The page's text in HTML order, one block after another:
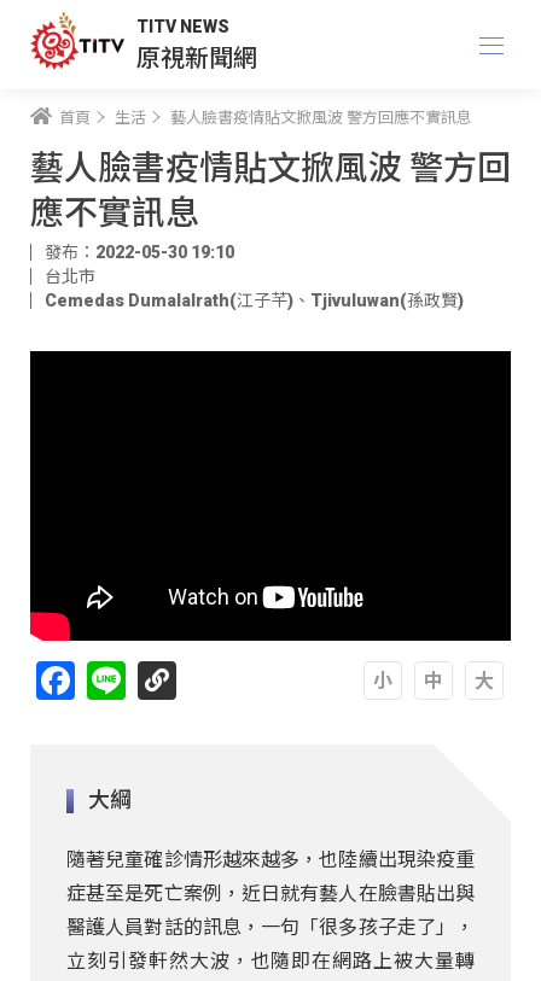
TITV NEWS
原視新聞網
首頁 生活 藝人臉書疫情貼文掀風波 警方回應不實訊息
藝人臉書疫情貼文掀風波 警方回
應不實訊息
發布：2022-05-30 19:10
台北市
Cemedas Dumalalrath(江子芊) 、 Tjivuluwan(孫政賢)
Facebook
Line
大綱
隨著兒童確診情形越來越多，也陸續出現染疫重
症甚至是死亡案例，近日就有藝人在臉書貼出與
醫護人員對話的訊息，一句「很多孩子走了」，
立刻引發軒然大波，也隨即在網路上被大量轉